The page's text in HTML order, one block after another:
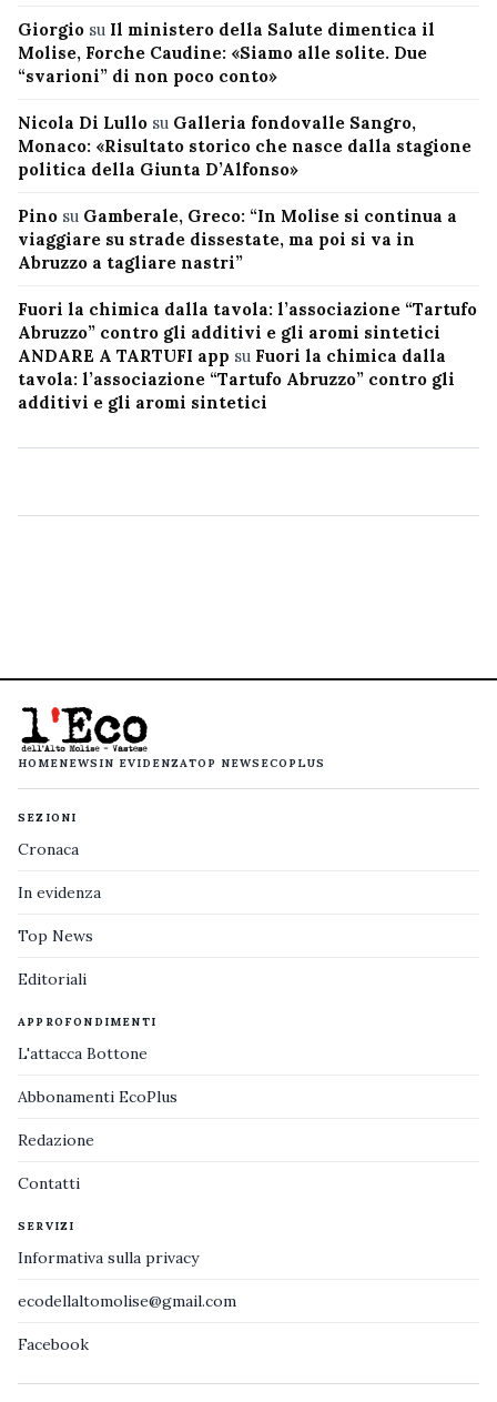
Giorgio su Il ministero della Salute dimentica il
Molise, Forche Caudine: «Siamo alle solite. Due
“svarioni” di non poco conto»
Nicola Di Lullo su Galleria fondovalle Sangro,
Monaco: «Risultato storico che nasce dalla stagione
politica della Giunta D’Alfonso»
Pino su Gamberale, Greco: “In Molise si continua a
viaggiare su strade dissestate, ma poi si va in
Abruzzo a tagliare nastri”
Fuori la chimica dalla tavola: l’associazione “Tartufo
Abruzzo” contro gli additivi e gli aromi sintetici
ANDARE A TARTUFI app su Fuori la chimica dalla
tavola: l’associazione “Tartufo Abruzzo” contro gli
additivi e gli aromi sintetici
HOMENEWS IN EVIDENZATOP NEWS ECOPLUS
SEZIONI
Cronaca
In evidenza
Top News
Editoriali
APPROFONDIMENTI
L'attacca Bottone
Abbonamenti EcoPlus
Redazione
Contatti
SERVIZI
Informativa sulla privacy
ecodellaltomolise@gmail.com
Facebook